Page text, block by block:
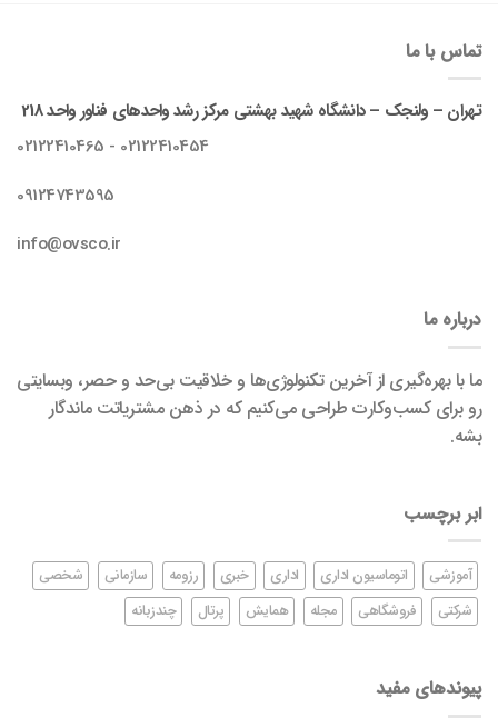
تماس با ما
تهران – ولنجک – دانشگاه شهید بهشتی مرکز رشد واحدهای فناور واحد 218
02122410454 - 02122410465
09124743595
info@ovsco.ir
درباره ما
ما با بهره‌گیری از آخرین تکنولوژی‌ها و خلاقیت بی‌حد و حصر، وبسایتی
رو برای کسب‌وکارت طراحی می‌کنیم که در ذهن مشتریاتت ماندگار
بشه.
ابر برچسب
آموزشی اتوماسیون اداری اداری خبری رزومه سازمانی
شخصی
شرکتی
فروشگاهی مجله همایش پرتال چندزبانه
پیوندهای مفید